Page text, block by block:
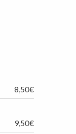
8,50€
9,50€